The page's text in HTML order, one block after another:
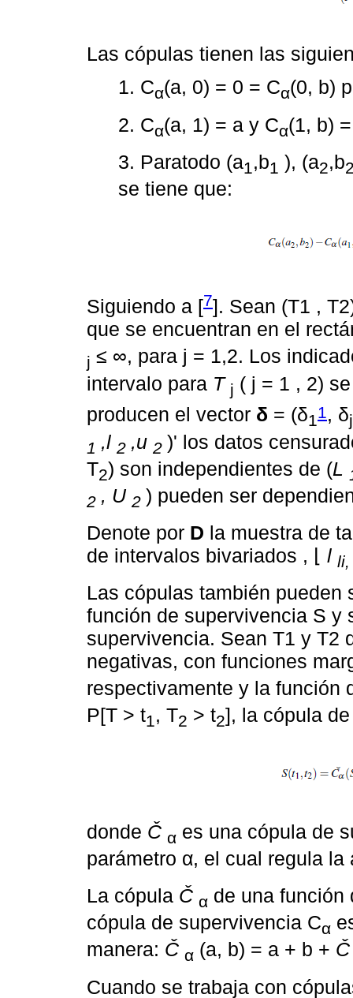
Las cópulas tienen las
1. Cα(a, 0) = 0 = Cα(0, b)
2. Cα(a, 1) = a y Cα(1, b)
3. Paratodo (a1,b1 ), (a2,b
se tiene que:
Siguiendo a [7]. Sean (T1 ,
que se encuentran en el
j ≤ ∞, para j = 1,2. Los
intervalo para T j ( j = 1 , 2)
producen el vector δ = (δ11 , δj
1 ,l 2 ,u 2 )' los datos
T2) son independientes de (L
2 , U 2 ) pueden ser
Denote por D la muestra de
de intervalos bivariados , ⌊ l li,
Las cópulas también pueden
función de supervivencia S y
supervivencia. Sean T1 y T2
negativas, con funciones
respectivamente y la función
P[T > t1, T2 > t2], la cópula
donde Č α es una cópula de
parámetro α, el cual regula la
La cópula Č α de una función
cópula de supervivencia Cα
manera: Č α (a, b) = a + b + Č
Cuando se trabaja con